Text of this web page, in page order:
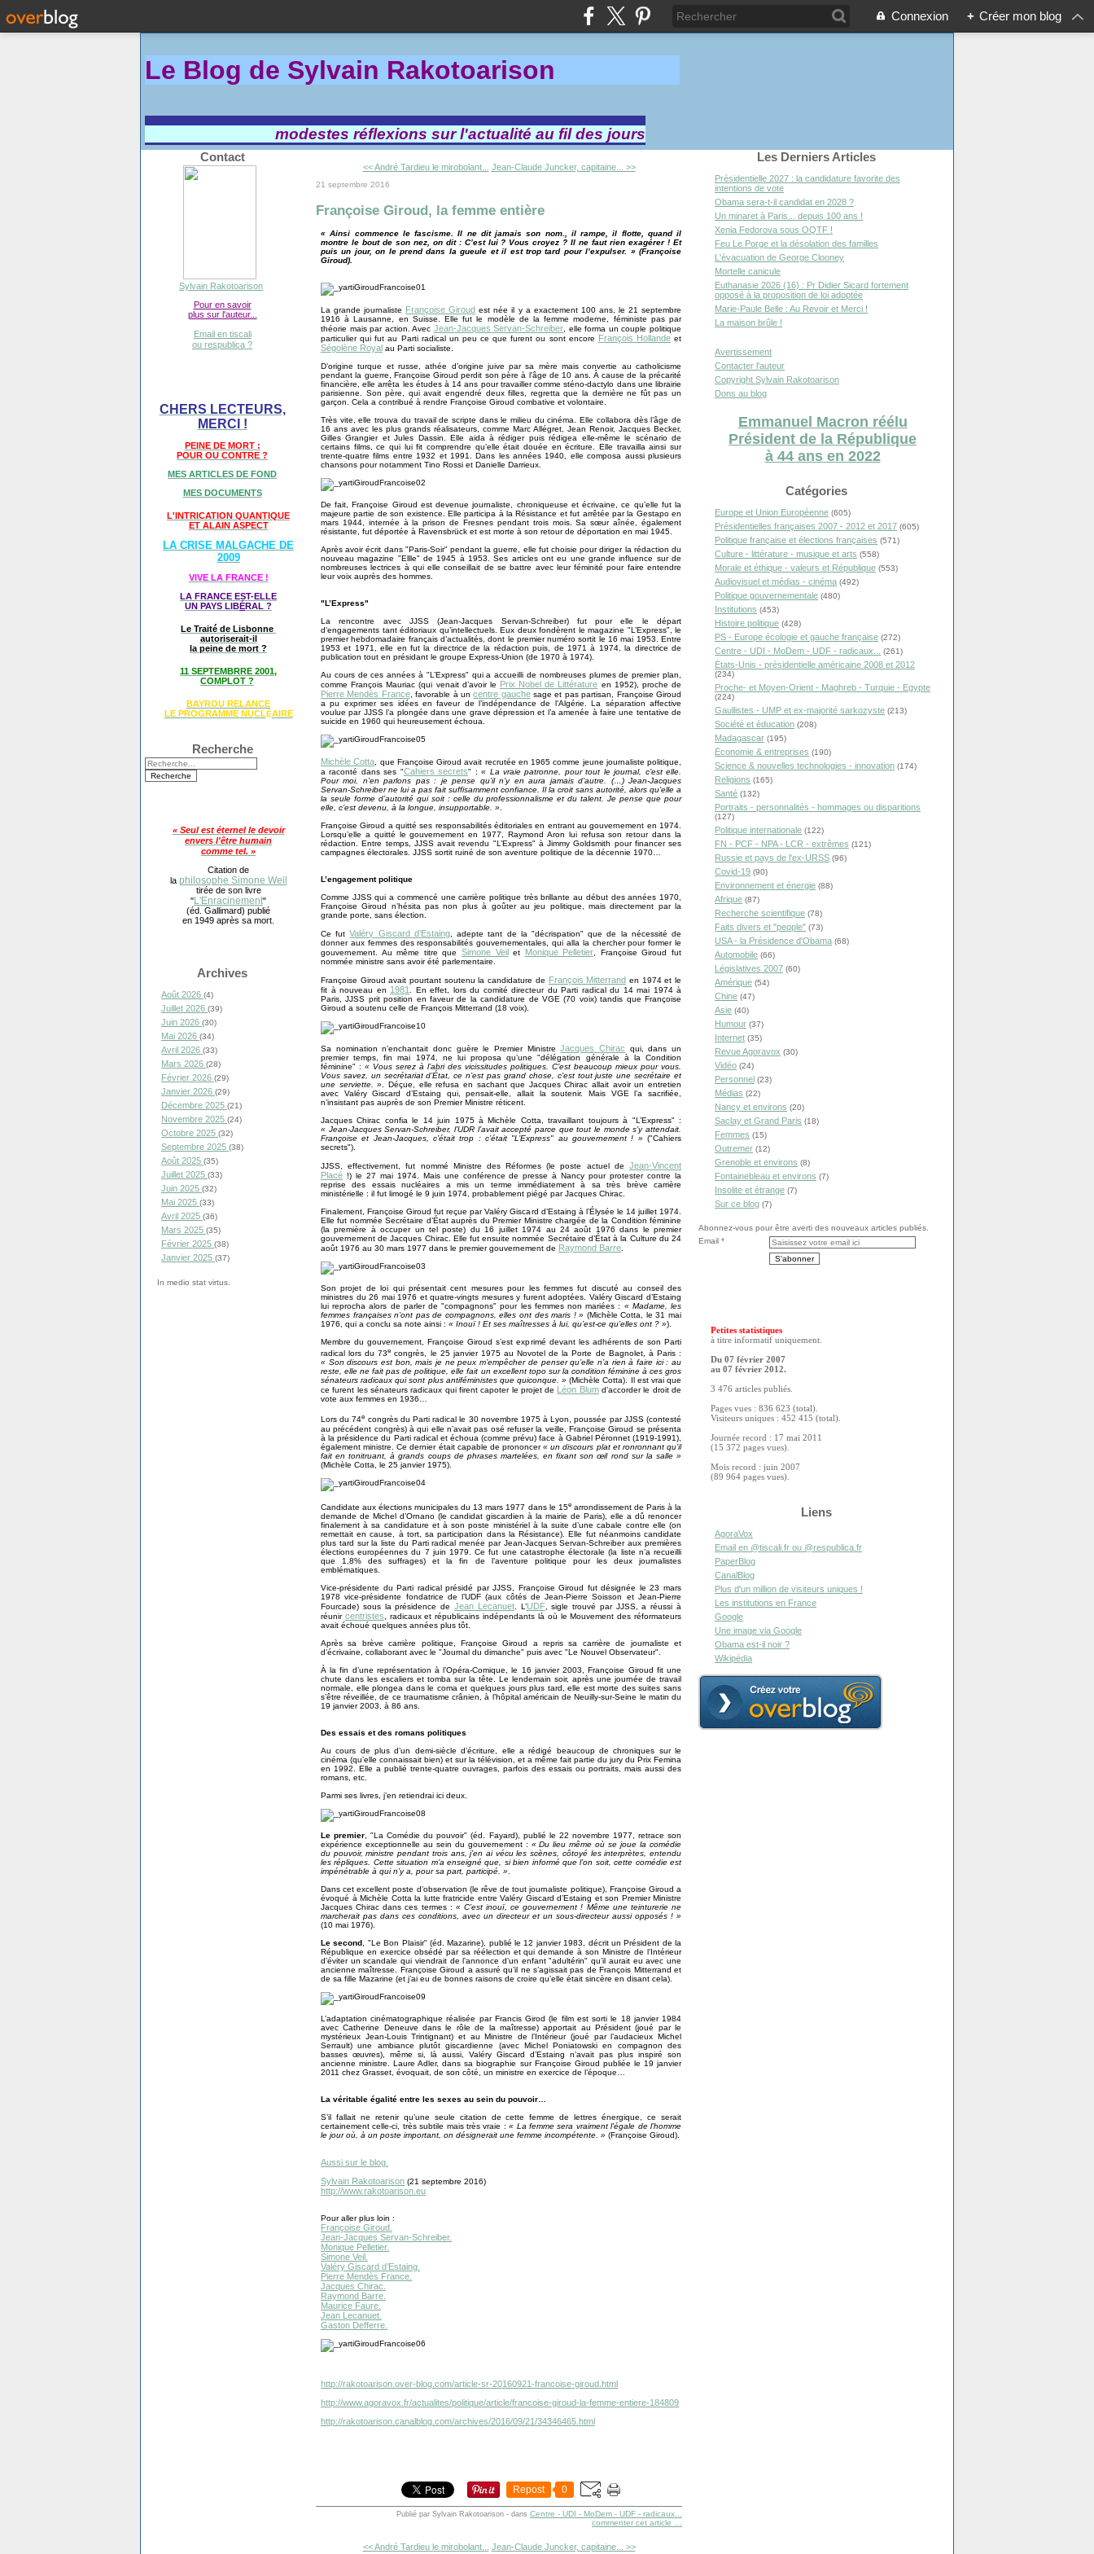
Connexion + Créer mon blog
Le Blog de Sylvain Rakotoarison
modestes réflexions sur l'actualité au fil des jours
Contact
Sylvain Rakotoarison
Pour en savoir
plus sur l'auteur...
Email en tiscali
ou respublica ?
CHERS LECTEURS,
MERCI !
PEINE DE MORT :
POUR OU CONTRE ?
MES ARTICLES DE FOND
MES DOCUMENTS
L'INTRICATION QUANTIQUE
ET ALAIN ASPECT
LA CRISE MALGACHE DE
2009
VIVE LA FRANCE !
LA FRANCE EST-ELLE
UN PAYS LIBÉRAL ?
Le Traité de Lisbonne
autoriserait-il
la peine de mort ?
11 SEPTEMBRRE 2001,
COMPLOT ?
BAYROU RELANCE
LE PROGRAMME NUCLÉAIRE
Recherche
« Seul est éternel le devoir
envers l'être humain
comme tel. »
Citation de
la philosophe Simone Weil
tirée de son livre
"L'Enracinement"
(éd. Gallimard) publié
en 1949 après sa mort.
Archives
Août 2026 (4)
Juillet 2026 (39)
Juin 2026 (30)
Mai 2026 (34)
Avril 2026 (33)
Mars 2026 (28)
Février 2026 (29)
Janvier 2026 (29)
Décembre 2025 (21)
Novembre 2025 (24)
Octobre 2025 (32)
Septembre 2025 (38)
Août 2025 (35)
Juillet 2025 (33)
Juin 2025 (32)
Mai 2025 (33)
Avril 2025 (36)
Mars 2025 (35)
Février 2025 (38)
Janvier 2025 (37)
In medio stat virtus.
<< André Tardieu le mirobolant... Jean-Claude Juncker, capitaine... >>
21 septembre 2016
Françoise Giroud, la femme entière
« Ainsi commence le fascisme. Il ne dit jamais son nom., il rampe, il flotte, quand il
montre le bout de son nez, on dit : C’est lui ? Vous croyez ? Il ne faut rien exagérer ! Et
puis un jour, on le prend dans la gueule et il est trop tard pour l’expulser. » (Françoise
Giroud).
La grande journaliste Françoise Giroud est née il y a exactement 100 ans, le 21 septembre
1916 à Lausanne, en Suisse. Elle fut le modèle de la femme moderne, féministe pas par
théorie mais par action. Avec Jean-Jacques Servan-Schreiber , elle forma un couple politique
particulier qui fut au Parti radical un peu ce que furent ou sont encore François Hollandeet
Ségolène Royal au Parti socialiste.
D’origine turque et russe, athée d’origine juive par sa mère mais convertie au catholicisme
pendant la guerre, Françoise Giroud perdit son père à l’âge de 10 ans. À cause de la précarité
financière, elle arrêta les études à 14 ans pour travailler comme sténo-dactylo dans une librairie
parisienne. Son père, qui avait engendré deux filles, regretta que la dernière ne fût pas un
garçon. Cela a contribué à rendre Françoise Giroud combative et volontaire.
Très vite, elle trouva du travail de scripte dans le milieu du cinéma. Elle collabora dès l’âge de
16 ans avec les plus grands réalisateurs, comme Marc Allégret, Jean Renoir, Jacques Becker,
Gilles Grangier et Jules Dassin. Elle aida à rédiger puis rédigea elle-même le scénario de
certains films, ce qui lui fit comprendre qu’elle était douée en écriture. Elle travailla ainsi sur
trente-quatre films entre 1932 et 1991. Dans les années 1940, elle composa aussi plusieurs
chansons pour notamment Tino Rossi et Danielle Darrieux.
De fait, Françoise Giroud est devenue journaliste, chroniqueuse et écrivaine, ce qu’elle fut la
majeure partie de son existence. Elle participa à la Résistance et fut arrêtée par la Gestapo en
mars 1944, internée à la prison de Fresnes pendant trois mois. Sa sœur aînée, également
résistante, fut déportée à Ravensbrück et est morte à son retour de déportation en mai 1945.
Après avoir écrit dans "Paris-Soir" pendant la guerre, elle fut choisie pour diriger la rédaction du
nouveau magazine "Ellle" de 1945 à 1953. Ses articles ont eu une grande influence sur de
nombreuses lectrices à qui elle conseillait de se battre avec leur féminité pour faire entendre
leur voix auprès des hommes.
"L’Express"
La rencontre avec JJSS (Jean-Jacques Servan-Schreiber) fut pour elle le départ
d’engagements tant éditoriaux qu’intellectuels. Eux deux fondèrent le magazine "L’Express", le
premier hebdomadaire français d’actualités, dont le premier numéro sortit le 16 mai 1953. Entre
1953 et 1971, elle en fut la directrice de la rédaction puis, de 1971 à 1974, la directrice de
publication tout en présidant le groupe Express-Union (de 1970 à 1974).
Au cours de ces années à "L’Express" qui a accueilli de nombreuses plumes de premier plan,
comme François Mauriac (qui venait d’avoir le Prix Nobel de Littérature en 1952), proche de
Pierre Mendès France, favorable à uncentre gauchesage et pas partisan, Françoise Giroud
a pu exprimer ses idées en faveur de l’indépendance de l’Algérie. La séparation affective
voulue par JJSS l’a plongée dans une grave dépression et l’a amenée à faire une tentative de
suicide en 1960 qui heureusement échoua.
Michèle Cotta , que Françoise Giroud avait recrutée en 1965 comme jeune journaliste politique,
a raconté dans ses "Cahiers secrets" :« La vraie patronne, pour tout le journal, c’est elle.
Pour moi, n’en parlons pas : je pense qu’il n’y en aura jamais d’autre. (…) Jean-Jacques
Servan-Schreiber ne lui a pas fait suffisamment confiance. Il la croit sans autorité, alors qu’elle a
la seule forme d’autorité qui soit : celle du professionnalisme et du talent. Je pense que pour
elle, c’est devenu, à la longue, insupportable. »
Françoise Giroud a quitté ses responsabilités éditoriales en entrant au gouvernement en 1974.
Lorsqu’elle a quitté le gouvernement en 1977, Raymond Aron lui refusa son retour dans la
rédaction. Entre temps, JJSS avait revendu "L’Express" à Jimmy Goldsmith pour financer ses
campagnes électorales. JJSS sortit ruiné de son aventure politique de la décennie 1970…
L’engagement politique
Comme JJSS qui a commencé une carrière politique très brillante au début des années 1970,
Françoise Giroud n’hésita pas non plus à goûter au jeu politique, mais directement par la
grande porte, sans élection.
Ce futValéry Giscard d’Estaing, adepte tant de la "décrispation" que de la nécessité de
donner aux femmes des responsabilités gouvernementales, qui alla la chercher pour former le
gouvernement. Au même titre que Simone Veil et Monique Pelletier , Françoise Giroud fut
nommée ministre sans avoir été parlementaire.
Françoise Giroud avait pourtant soutenu la candidature de François Mitterrand en 1974 et le
fit à nouveau en 1981
. En effet, lors du comité directeur du Parti radical du 14 mai 1974 à
Paris, JJSS prit position en faveur de la candidature de VGE (70 voix) tandis que Françoise
Giroud a soutenu celle de François Mitterrand (18 voix).
Sa nomination n’enchantait donc guère le Premier MinistreJacques Chirac qui, dans un
premier temps, fin mai 1974, ne lui proposa qu’une "délégation générale à la Condition
féminine" : « Vous serez à l’abri des vicissitudes politiques. C’est beaucoup mieux pour vous.
Vous savez, un secrétariat d’État, ce n’est pas grand chose, c’est tout juste une secrétaire et
une serviette. »
. Déçue, elle refusa en sachant que Jacques Chirac allait avoir un entretien
avec Valéry Giscard d’Estaing qui, pensait-elle, allait la soutenir. Mais VGE l’a sacrifiée,
n’insistant pas auprès de son Premier Ministre réticent.
Jacques Chirac confia le 14 juin 1975 à Michèle Cotta, travaillant toujours à "L’Express" :
« Jean-Jacques Servan-Schreiber, l’UDR l’avait accepté parce que tout le monde s’y attendait.
Françoise et Jean-Jacques, c’était trop : c’était "L’Express" au gouvernement ! » ("Cahiers
secrets").
JJSS, effectivement, fut nommé Ministre des Réformes (le poste actuel de Jean-Vincent
Placé !) le 27 mai 1974. Mais une conférence de presse à Nancy pour protester contre la
reprise des essais nucléaires a mis un terme immédiatement à sa très brève carrière
ministérielle : il fut limogé le 9 juin 1974, probablement piégé par Jacques Chirac.
Finalement, Françoise Giroud fut reçue par Valéry Giscard d’Estaing à l’Élysée le 14 juillet 1974.
Elle fut nommée Secrétaire d’État auprès du Premier Ministre chargée de la Condition féminine
(la première à occuper un tel poste) du 16 juillet 1974 au 24 août 1976 dans le premier
gouvernement de Jacques Chirac. Elle fut ensuite nommée Secrétaire d’État à la Culture du 24
août 1976 au 30 mars 1977 dans le premier gouvernement de Raymond Barre
Son projet de loi qui présentait cent mesures pour les femmes fut discuté au conseil des
ministres du 26 mai 1976 et quatre-vingts mesures y furent adoptées. Valéry Giscard d’Estaing
lui reprocha alors de parler de "compagnons" pour les femmes non mariées : « Madame, les
femmes françaises n’ont pas de compagnons, elles ont des maris ! » (Michèle Cotta, le 31 mai
1976, qui a conclu sa note ainsi : « Inouï ! Et ses maîtresses à lui, qu’est-ce qu’elles ont ? »).
Membre du gouvernement, Françoise Giroud s’est exprimé devant les adhérents de son Parti
radical lors du 73e congrès, le 25 janvier 1975 au Novotel de la Porte de Bagnolet, à Paris :
« Son discours est bon, mais je ne peux m’empêcher de penser qu’elle n’a rien à faire ici : au
reste, elle ne fait pas de politique, elle fait un excellent topo sur la condition féminine à ces gros
sénateurs radicaux qui sont plus antiféministes que quiconque. » (Michèle Cotta). Il est vrai que
ce furent les sénateurs radicaux qui firent capoter le projet de
Léon Blumd’accorder le droit de
vote aux femmes en 1936…
Lors du 74e congrès du Parti radical le 30 novembre 1975 à Lyon, poussée par JJSS (contesté
au précédent congrès) à qui elle n’avait pas osé refuser la veille, Françoise Giroud se présenta
à la présidence du Parti radical et échoua (comme prévu) face à Gabriel Péronnet (1919-1991),
également ministre. Ce dernier était capable de prononcer« un discours plat et ronronnant qu’il
fait en tonitruant, à grands coups de phrases martelées, en fixant son œil rond sur la salle »
(Michèle Cotta, le 25 janvier 1975).
Candidate aux élections municipales du 13 mars 1977 dans le 15earrondissement de Paris à la
demande de Michel d’Ornano (le candidat giscardien à la mairie de Paris), elle a dû renoncer
finalement à sa candidature et à son poste ministériel à la suite d’une cabale contre elle (on
remettait en cause, à tort, sa participation dans la Résistance). Elle fut néanmoins candidate
plus tard sur la liste du Parti radical menée par Jean-Jacques Servan-Schreiber aux premières
élections européennes du 7 juin 1979. Ce fut une catastrophe électorale (la liste n’a recueilli
que 1,8% des suffrages) et la fin de l’aventure politique pour les deux journalistes
emblématiques.
Vice-présidente du Parti radical présidé par JJSS, Françoise Giroud fut désignée le 23 mars
1978 vice-présidente fondatrice de l’UDF (aux côtés de Jean-Pierre Soisson et Jean-Pierre
Fourcade) sous la présidence de Jean Lecanuet. L’UDF, sigle trouvé par JJSS, a réussi à
réunir centristes , radicaux et républicains indépendants là où le Mouvement des réformateurs
avait échoué quelques années plus tôt.
Après sa brève carrière politique, Françoise Giroud a repris sa carrière de journaliste et
d’écrivaine, collaborant avec le "Journal du dimanche" puis avec "Le Nouvel Observateur".
À la fin d’une représentation à l’Opéra-Comique, le 16 janvier 2003, Françoise Giroud fit une
chute dans les escaliers et tomba sur la tête. Le lendemain soir, après une journée de travail
normale, elle plongea dans le coma et quelques jours plus tard, elle est morte des suites sans
s’être réveillée, de ce traumatisme crânien, à l’hôpital américain de Neuilly-sur-Seine le matin du
19 janvier 2003, à 86 ans.
Des essais et des romans politiques
Au cours de plus d’un demi-siècle d’écriture, elle a rédigé beaucoup de chroniques sur le
cinéma (qu’elle connaissait bien) et sur la télévision, et a même fait partie du jury du Prix Femina
en 1992. Elle a publié trente-quatre ouvrages, parfois des essais ou portraits, mais aussi des
romans, etc.
Parmi ses livres, j’en retiendrai ici deux.
Le premier , "La Comédie du pouvoir" (éd. Fayard), publié le 22 novembre 1977, retrace son
expérience exceptionnelle au sein du gouvernement : « Du lieu même où se joue la comédie
du pouvoir, ministre pendant trois ans, j’en ai vécu les scènes, côtoyé les interprètes, entendu
les répliques. Cette situation m’a enseigné que, si bien informé que l’on soit, cette comédie est
impénétrable à qui n’y a, pour sa part, participé. »
Dans cet excellent poste d’observation (le rêve de tout journaliste politique), Françoise Giroud a
évoqué à Michèle Cotta la lutte fratricide entre Valéry Giscard d’Estaing et son Premier Ministre
Jacques Chirac dans ces termes : « C’est inouï, ce gouvernement ! Même une teinturerie ne
marcherait pas dans ces conditions, avec un directeur et un sous-directeur aussi opposés ! »
(10 mai 1976).
Le second , "Le Bon Plaisir" (éd. Mazarine), publié le 12 janvier 1983, décrit un Président de la
République en exercice obsédé par sa réélection et qui demande à son Ministre de l’Intérieur
d’éviter un scandale qui viendrait de l’annonce d’un enfant "adultérin" qu’il aurait eu avec une
ancienne maîtresse. Françoise Giroud a assuré qu’il ne s’agissait pas de François Mitterrand et
de sa fille Mazarine (et j’ai eu de bonnes raisons de croire qu’elle était sincère en disant cela).
L’adaptation cinématographique réalisée par Francis Girod (le film est sorti le 18 janvier 1984
avec Catherine Deneuve dans le rôle de la maîtresse) apportait au Président (joué par le
mystérieux Jean-Louis Trintignant) et au Ministre de l’Intérieur (joué par l’audacieux Michel
Serrault) une ambiance plutôt giscardienne (avec Michel Poniatowski en compagnon des
basses œuvres), même si, là aussi, Valéry Giscard d’Estaing n’avait pas plus inspiré son
ancienne ministre. Laure Adler, dans sa biographie sur Françoise Giroud publiée le 19 janvier
2011 chez Grasset, évoquait, de son côté, un ministre en exercice de l’époque…
La véritable égalité entre les sexes au sein du pouvoir…
S’il fallait ne retenir qu’une seule citation de cette femme de lettres énergique, ce serait
certainement celle-ci, très subtile mais très vraie :« La femme sera vraiment l’égale de l’homme
le jour où, à un poste important, on désignerait une femme incompétente. » (Françoise Giroud).
Aussi sur le blog.
Sylvain Rakotoarison (21 septembre 2016)
http://www.rakotoarison.eu
Pour aller plus loin :
Françoise Giroud.
Jean-Jacques Servan-Schreiber.
Monique Pelletier.
Simone Veil.
Valéry Giscard d’Estaing.
Pierre Mendès France.
Jacques Chirac.
Raymond Barre.
Maurice Faure.
Jean Lecanuet.
Gaston Defferre.
http://rakotoarison.over-blog.com/article-sr-20160921-francoise-giroud.html
http://www.agoravox.fr/actualites/politique/article/francoise-giroud-la-femme-entiere-184809
http://rakotoarison.canalblog.com/archives/2016/09/21/34346465.html
Repost 0
Publié par Sylvain Rakotoarison - dans Centre - UDI - MoDem - UDF - radicaux...
commenter cet article
<< André Tardieu le mirobolant... Jean-Claude Juncker, capitaine... >>
Les Derniers Articles
Présidentielle 2027 : la candidature favorite des
intentions de vote
Obama sera-t-il candidat en 2028 ?
Un minaret à Paris... depuis 100 ans !
Xenia Fedorova sous OQTF !
Feu Le Porge et la désolation des familles
L'évacuation de George Clooney
Mortelle canicule
Euthanasie 2026 (16) : Pr Didier Sicard fortement
opposé à la proposition de loi adoptée
Marie-Paule Belle : Au Revoir et Merci !
La maison brûle !
Avertissement
Contacter l'auteur
Copyright Sylvain Rakotoarison
Dons au blog
Emmanuel Macron réélu
Président de la République
à 44 ans en 2022
Catégories
Europe et Union Européenne (605)
Présidentielles françaises 2007 - 2012 et 2017 (605)
Politique française et élections françaises (571)
Culture - littérature - musique et arts (558)
Morale et éthique - valeurs et République (553)
Audiovisuel et médias - cinéma (492)
Politique gouvernementale (480)
Institutions (453)
Histoire politique (428)
PS - Europe écologie et gauche française (272)
Centre - UDI - MoDem - UDF - radicaux... (261)
États-Unis - présidentielle américaine 2008 et 2012
(234)
Proche- et Moyen-Orient - Maghreb - Turquie - Egypte
(224)
Gaullistes - UMP et ex-majorité sarkozyste (213)
Société et éducation (208)
Madagascar (195)
Économie & entreprises (190)
Science & nouvelles technologies - innovation (174)
Religions (165)
Santé (132)
Portraits - personnalités - hommages ou disparitions
(127)
Politique internationale (122)
FN - PCF - NPA - LCR - extrêmes (121)
Russie et pays de l'ex-URSS (96)
Covid-19 (90)
Environnement et énergie (88)
Afrique (87)
Recherche scientifique (78)
Faits divers et "people" (73)
USA - la Présidence d'Obama (68)
Automobile (66)
Législatives 2007 (60)
Amérique (54)
Chine (47)
Asie (40)
Humour (37)
Internet (35)
Revue Agoravox (30)
Vidéo (24)
Personnel (23)
Médias (22)
Nancy et environs (20)
Saclay et Grand Paris (18)
Femmes (15)
Outremer (12)
Grenoble et environs (8)
Fontainebleau et environs (7)
Insolite et étrange (7)
Sur ce blog (7)
Abonnez-vous pour être averti des nouveaux articles publiés.
Email
Petites statistiques
à titre informatif uniquement.
Du 07 février 2007
au 07 février 2012.
3 476 articles publiés.
Pages vues : 836 623 (total).
Visiteurs uniques : 452 415 (total).
Journée record : 17 mai 2011
(15 372 pages vues).
Mois record : juin 2007
(89 964 pages vues).
Liens
AgoraVox
Email en @tiscali.fr ou @respublica.fr
PaperBlog
CanalBlog
Plus d'un million de visiteurs uniques !
Les institutions en France
Google
Une image via Google
Obama est-il noir ?
Wikipédia